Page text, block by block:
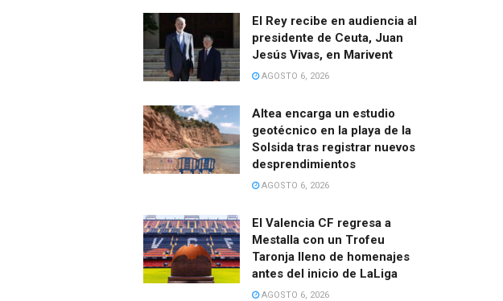
El Rey recibe en audiencia al
presidente de Ceuta, Juan
Jesús Vivas, en Marivent
AGOSTO 6, 2026
Altea encarga un estudio
geotécnico en la playa de la
Solsida tras registrar nuevos
desprendimientos
AGOSTO 6, 2026
El Valencia CF regresa a
Mestalla con un Trofeu
Taronja lleno de homenajes
antes del inicio de LaLiga
AGOSTO 6, 2026